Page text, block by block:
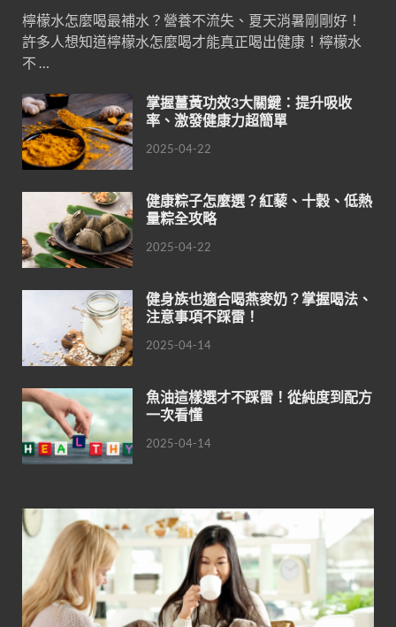
檸檬水怎麼喝最補水？營養不流失、夏天消暑剛剛好！
許多人想知道檸檬水怎麼喝才能真正喝出健康！檸檬水
不 …
掌握薑黃功效3大關鍵：提升吸收
率、激發健康力超簡單
2025-04-22
健康粽子怎麼選？紅藜、十穀、低熱
量粽全攻略
2025-04-22
健身族也適合喝燕麥奶？掌握喝法、
注意事項不踩雷！
2025-04-14
魚油這樣選才不踩雷！從純度到配方
一次看懂
2025-04-14